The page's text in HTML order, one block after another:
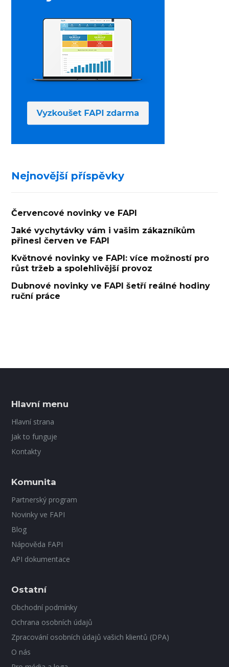
Nejnovější příspěvky
Červencové novinky ve FAPI
Jaké vychytávky vám i vašim zákazníkům
přinesl červen ve FAPI
Květnové novinky ve FAPI: více možností pro
růst tržeb a spolehlivější provoz
Dubnové novinky ve FAPI šetří reálné hodiny
ruční práce
Hlavní menu
Hlavní strana
Jak to funguje
Kontakty
Komunita
Partnerský program
Novinky ve FAPI
Blog
Nápověda FAPI
API dokumentace
Ostatní
Obchodní podmínky
Ochrana osobních údajů
Zpracování osobních údajů vašich klientů (DPA)
O nás